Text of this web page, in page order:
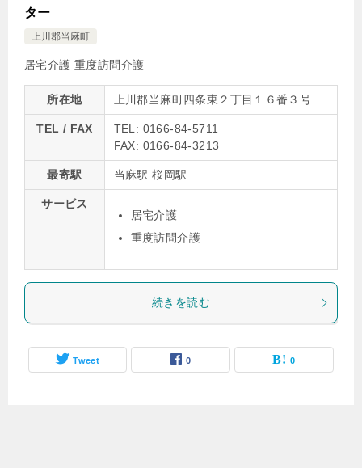
ター
上川郡当麻町
居宅介護 重度訪問介護
所在地 上川郡当麻町四条東２丁目１６番３号
TEL / FAX
TEL: 0166-84-5711
FAX: 0166-84-3213
最寄駅 当麻駅 桜岡駅
サービス
居宅介護
重度訪問介護
続きを読む
Tweet 0 0